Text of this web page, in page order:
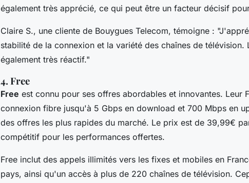
également très apprécié, ce qui peut être un facteur décisif
Claire S., une cliente de Bouygues Telecom, témoigne :
stabilité de la connexion et la variété des chaînes de télévision.
également très réactif."
4. Free
Free est connu pour ses offres abordables et innovantes. Leur
connexion fibre jusqu'à 5 Gbps en download et 700 Mbps en
des offres les plus rapides du marché. Le prix est de 39,99€
compétitif pour les performances offertes.
Free inclut des appels illimités vers les fixes et mobiles en
pays, ainsi qu'un accès à plus de 220 chaînes de télévision.